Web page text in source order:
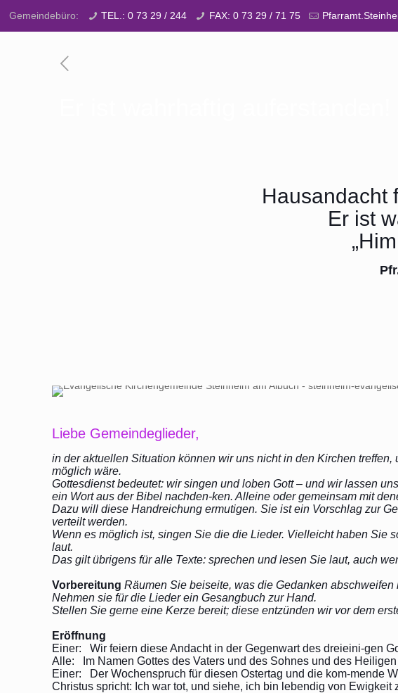
Gemeindebüro: TEL.: 0 73 29 / 244 FAX: 0 73 29 / 71 75
Hausandacht
Er ist
Liebe Gemeindeglieder,
in der aktuellen Situation können wir uns nicht in den Kirchen
möglich wäre.
Gottesdienst bedeutet: wir singen und loben Gott – und wir lassen
ein Wort aus der Bibel nachden-ken. Alleine oder gemeinsam mit
Dazu will diese Handreichung ermutigen. Sie ist ein Vorschlag zur
verteilt werden.
Wenn es möglich ist, singen Sie die die Lieder. Vielleicht haben Sie
laut.
Das gilt übrigens für alle Texte: sprechen und lesen Sie laut, auch
Vorbereitung Räumen Sie beiseite, was die Gedanken
Nehmen sie für die Lieder ein Gesangbuch zur Hand.
Stellen Sie gerne eine Kerze bereit; diese entzünden wir vor dem
Eröffnung
Einer: Wir feiern diese Andacht in der Gegenwart des dreieini-gen
Alle: Im Namen Gottes des Vaters und des Sohnes und des Heiligen
Einer: Der Wochenspruch für diesen Ostertag und die kom-mende
Christus spricht: Ich war tot, und siehe, ich bin lebendig von